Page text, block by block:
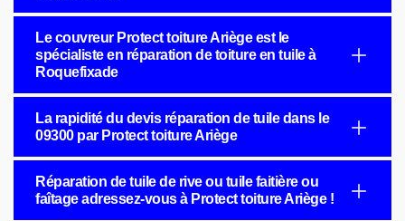
Le couvreur Protect toiture Ariège est le
spécialiste en réparation de toiture en tuile à
Roquefixade
La rapidité du devis réparation de tuile dans le
09300 par Protect toiture Ariège
Réparation de tuile de rive ou tuile faitière ou
faîtage adressez-vous à Protect toiture Ariège !